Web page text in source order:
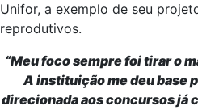
Unifor, a exemplo de seu
reprodutivos.
“Meu foco sempre foi tirar o
A instituição me deu base
direcionada aos concursos já